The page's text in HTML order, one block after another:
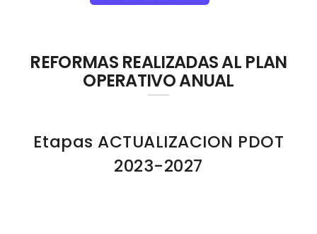
REFORMAS REALIZADAS AL PLAN
OPERATIVO ANUAL
Etapas ACTUALIZACION PDOT
2023-2027